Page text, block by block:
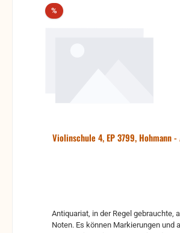
%Rabatt
Violinschule 4, EP 3799, Hohmann
Noten. Es können Markierungen und